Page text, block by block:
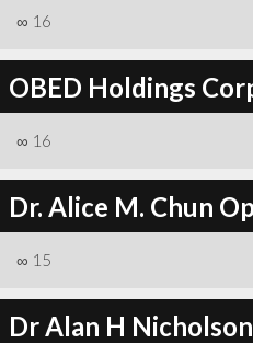
∞ 16
OBED Holdings
∞ 16
Dr. Alice M. Chun
∞ 15
Dr Alan H Nicholson